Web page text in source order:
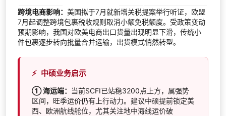
跨境电商影响：美国拟于7月就新增关税提案举行听证，欧盟
7月起调整跨境包裹税收规则取消小额免税额度。受政策变动
预期影响，我国对欧美电商出口货量出现明显下滑，传统小
件包裹逐步转向批量合并运输，出货模式悄然转型。
⚡ 中硕业务启示
① 海运端： 当前SCFI已站稳3200点上方，属强势
区间，旺季运价仍有上行动力。建议中硕提前锁定美
西、欧洲航线舱位，尤其关注地中海线运价破